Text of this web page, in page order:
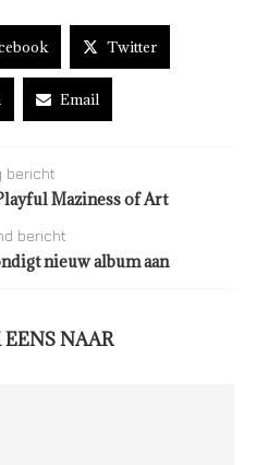
Twitter
Email
bericht
Maziness of Art
bericht
nieuw album aan
NAAR